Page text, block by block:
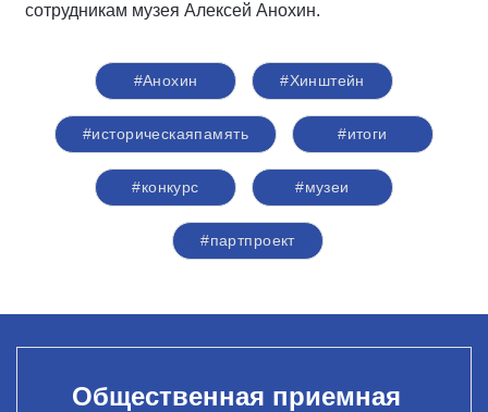
сотрудникам музея Алексей Анохин.
#Анохин #Хинштейн
#историческаяпамять #итоги
#конкурс #музеи
#партпроект
Общественная приемная